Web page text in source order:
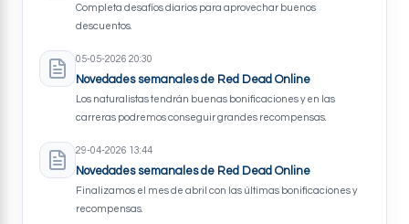
Completa desafíos diarios para aprovechar buenos
descuentos.
05-05-2026 20:30
Novedades semanales de Red Dead Online
Los naturalistas tendrán buenas bonificaciones y en las
carreras podremos conseguir grandes recompensas.
29-04-2026 13:44
Novedades semanales de Red Dead Online
Finalizamos el mes de abril con las últimas bonificaciones y
recompensas.